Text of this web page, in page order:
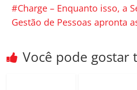
o
o
til
h
#Charge – Enquanto isso, a
Gestão de Pessoas apronta
Você pode gostar